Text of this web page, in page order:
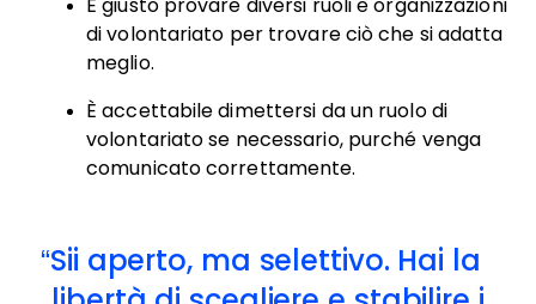
È giusto provare diversi ruoli e organizzazioni
di volontariato per trovare ciò che si adatta
meglio.
È accettabile dimettersi da un ruolo di
volontariato se necessario, purché venga
comunicato correttamente.
Sii aperto, ma selettivo. Hai la